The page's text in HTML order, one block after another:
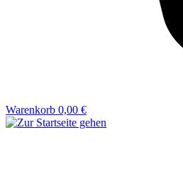
Warenkorb 0,00 €